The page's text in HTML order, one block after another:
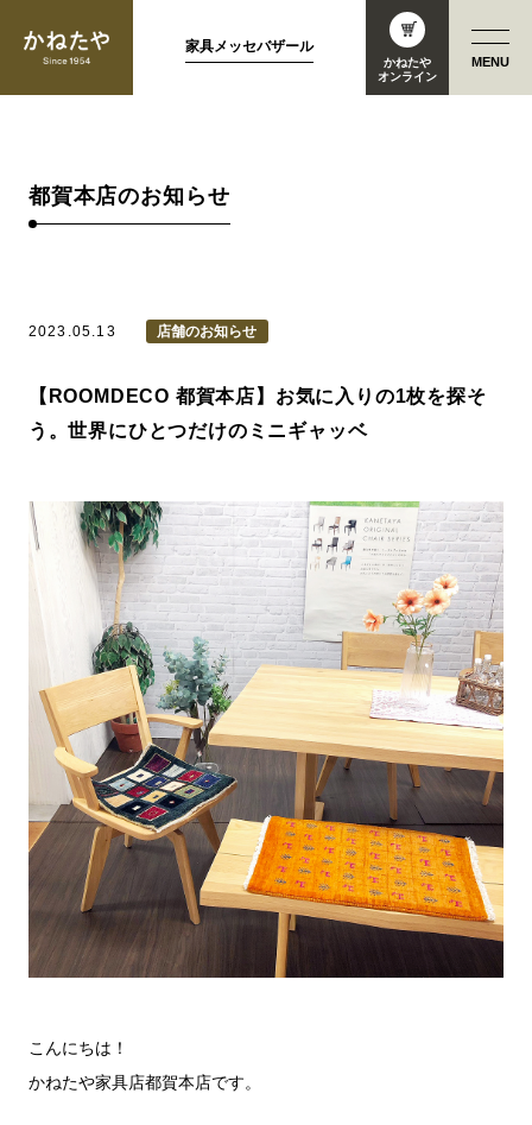
かねたや
オンライン
家具メッセバザール
MENU
都賀本店のお知らせ
2023.05.13 店舗のお知らせ
【ROOMDECO 都賀本店】お気に入りの1枚を探そ
う。世界にひとつだけのミニギャッベ
こんにちは！
かねたや家具店都賀本店です。